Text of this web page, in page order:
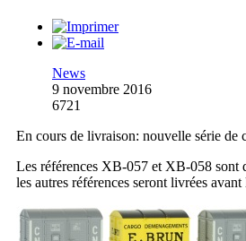
News
9 novembre 2016
6721
En cours de livraison: nouvelle série de
Les références XB-057 et XB-058 sont
les autres références seront livrées